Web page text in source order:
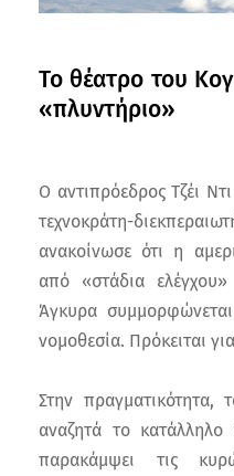
Το θέατρο του
«πλυντήριο»
Ο αντιπρόεδρος Τζέι
τεχνοκράτη-
ανακοίνωσε ότι η
από «στάδια
Άγκυρα
νομοθεσία. Πρόκειται
Στην πραγματικότητα,
αναζητά το
παρακάμψει τις